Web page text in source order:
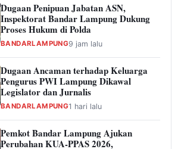
Dugaan Penipuan Jabatan ASN,
Inspektorat Bandar Lampung Dukung
Proses Hukum di Polda
BANDARLAMPUNG9 jam lalu
Dugaan Ancaman terhadap Keluarga
Pengurus PWI Lampung Dikawal
Legislator dan Jurnalis
BANDARLAMPUNG1 hari lalu
Pemkot Bandar Lampung Ajukan
Perubahan KUA-PPAS 2026,